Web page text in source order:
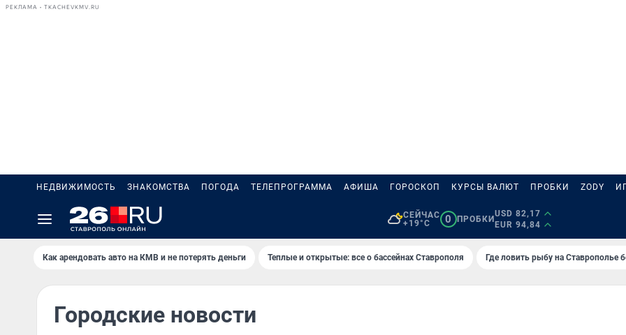
РЕКЛАМА • TKACHEVKMV.RU
НЕДВИЖИМОСТЬ ЗНАКОМСТВА ПОГОДА ТЕЛЕПРОГРАММА АФИША ГОРОСКОП КУРСЫ ВАЛЮТ ПРОБКИ ZODY
СЕЙЧАС
+19°C
0 ПРОБКИ
USD 82,17
EUR 94,84
Как арендовать авто на КМВ и не потерять деньги Теплые и открытые: все о бассейнах Ставрополя Где ловить рыбу на Ставрополье
Городские новости